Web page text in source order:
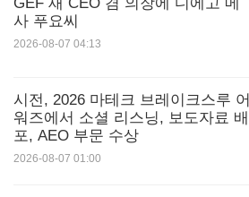
사 푸요씨
2026-08-07 04:13
시전, 2026 마테크 브레이크스루 어
워즈에서 소셜 리스닝, 보도자료 배
포, AEO 부문 수상
2026-08-07 01:00